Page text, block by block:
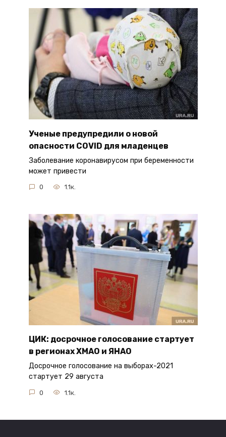
Ученые предупредили о новой
опасности COVID для младенцев
Заболевание коронавирусом при беременности
может привести
0 1.1к.
ЦИК: досрочное голосование стартует
в регионах ХМАО и ЯНАО
Досрочное голосование на выборах-2021
стартует 29 августа
0 1.1к.